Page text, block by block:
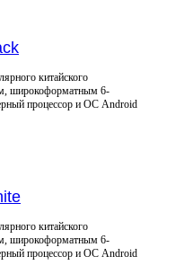
китайского
широкоформатным 6-
процессор и ОС Android
китайского
широкоформатным 6-
процессор и ОС Android